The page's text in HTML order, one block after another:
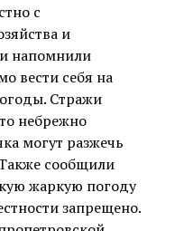
с
и
напомнили
вести себя на
Стражи
небрежно
могут разжечь
сообщили
жаркую погоду
запрещено.